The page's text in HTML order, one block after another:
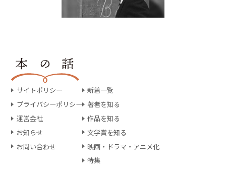
サイトポリシー
プライバシーポリシー
運営会社
お知らせ
お問い合わせ
新着一覧
著者を知る
作品を知る
文学賞を知る
映画・ドラマ・アニメ化
特集